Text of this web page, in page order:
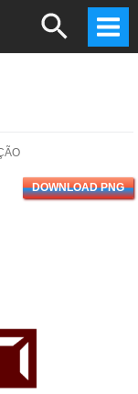
Search
DOWNLOAD PNG